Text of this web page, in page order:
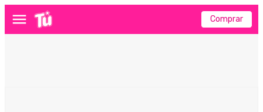
Menú Comprar